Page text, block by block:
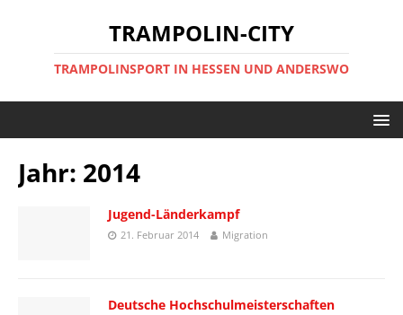
TRAMPOLIN-CITY
TRAMPOLINSPORT IN HESSEN UND ANDERSWO
Jahr: 2014
Jugend-Länderkampf
21. Februar 2014 Migration
Deutsche Hochschulmeisterschaften